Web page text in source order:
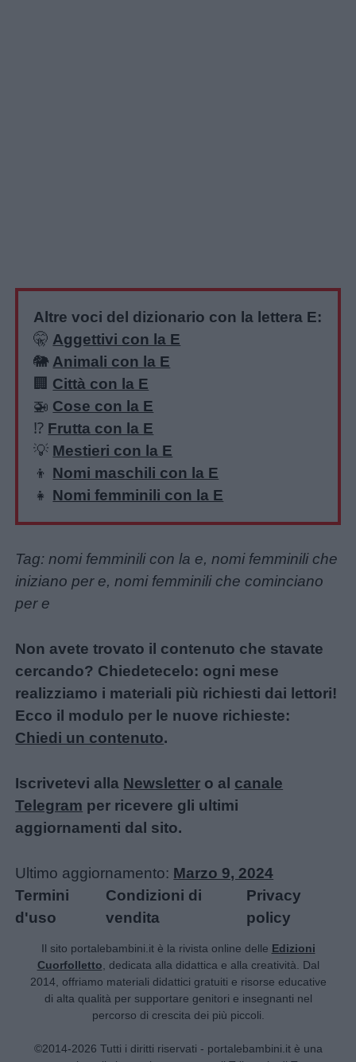
Altre voci del dizionario con la lettera E:
🤫 Aggettivi con la E
🐘 Animali con la E
🏢 Città con la E
🚁 Cose con la E
⁉️ Frutta con la E
💡 Mestieri con la E
👦 Nomi maschili con la E
👧 Nomi femminili con la E
Tag: nomi femminili con la e, nomi femminili che
iniziano per e, nomi femminili che cominciano
per e
Non avete trovato il contenuto che stavate
cercando? Chiedetecelo: ogni mese
realizziamo i materiali più richiesti dai lettori!
Ecco il modulo per le nuove richieste:
Chiedi un contenuto.
Iscrivetevi alla Newsletter o al canale
Telegram per ricevere gli ultimi
aggiornamenti dal sito.
Ultimo aggiornamento: Marzo 9, 2024
Termini
d'uso
Condizioni di
vendita
Privacy
policy
Il sito portalebambini.it è la rivista online delle Edizioni
Cuorfolletto , dedicata alla didattica e alla creatività. Dal
2014, offriamo materiali didattici gratuiti e risorse educative
di alta qualità per supportare genitori e insegnanti nel
percorso di crescita dei più piccoli.
©2014-2026 Tutti i diritti riservati - portalebambini.it è una